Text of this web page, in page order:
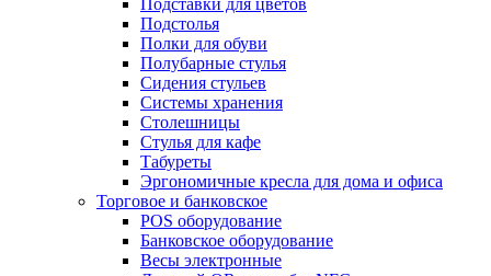
Подставки для цветов
Подстолья
Полки для обуви
Полубарные стулья
Сидения стульев
Системы хранения
Столешницы
Стулья для кафе
Табуреты
Эргономичные кресла для дома и офиса
Торговое и банковское
POS оборудование
Банковское оборудование
Весы электронные